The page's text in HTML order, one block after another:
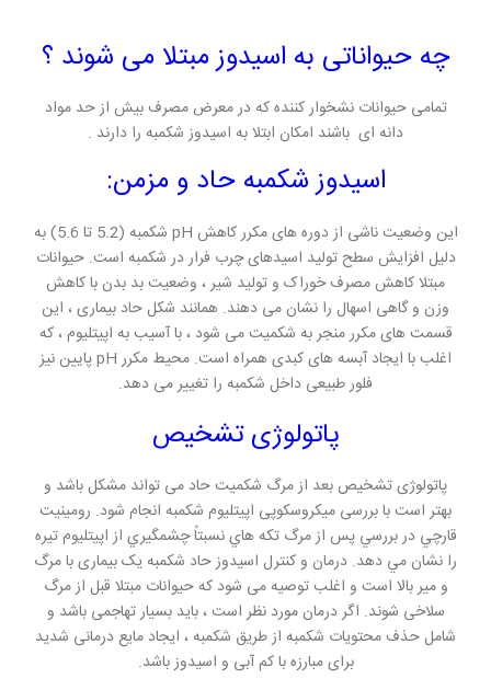
چه حیواناتی به اسیدوز مبتلا می شوند ؟
تمامی حیوانات نشخوار کننده که در معرض مصرف بیش از حد مواد
دانه ای باشند امکان ابتلا به اسیدوز شکمبه را دارند .
اسیدوز شکمبه حاد و مزمن:
این وضعیت ناشی از دوره های مکرر کاهش pH شکمبه (5.2 تا 5.6) به
دلیل افزایش سطح تولید اسیدهای چرب فرار در شکمبه است. حیوانات
مبتلا کاهش مصرف خوراک و تولید شیر ، وضعیت بد بدن با کاهش
وزن و گاهی اسهال را نشان می دهند. همانند شکل حاد بیماری ، این
قسمت های مکرر منجر به شکمیت می شود ، با آسیب به اپیتلیوم ، که
اغلب با ایجاد آبسه های کبدی همراه است. محیط مکرر pH پایین نیز
فلور طبیعی داخل شکمبه را تغییر می دهد.
پاتولوژی تشخیص
پاتولوژی تشخیص بعد از مرگ شکمیت حاد می تواند مشکل باشد و
بهتر است با بررسی میکروسکوپی اپیتلیوم شکمبه انجام شود. رومينيت
قارچي در بررسي پس از مرگ تکه هاي نسبتاً چشمگيري از اپيتليوم تيره
را نشان مي دهد. درمان و کنترل اسیدوز حاد شکمبه یک بیماری با مرگ
و میر بالا است و اغلب توصیه می شود که حیوانات مبتلا قبل از مرگ
سلاخی شوند. اگر درمان مورد نظر است ، باید بسیار تهاجمی باشد و
شامل حذف محتویات شکمبه از طریق شکمبه ، ایجاد مایع درمانی شدید
برای مبارزه با کم آبی و اسیدوز باشد.